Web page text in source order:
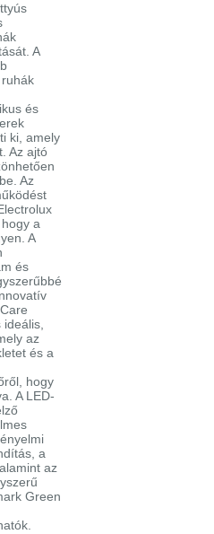
A
és
ki, amely
Az ajtó
Az
a
A
és
az
és a
hogy
A LED-
a
az
Green